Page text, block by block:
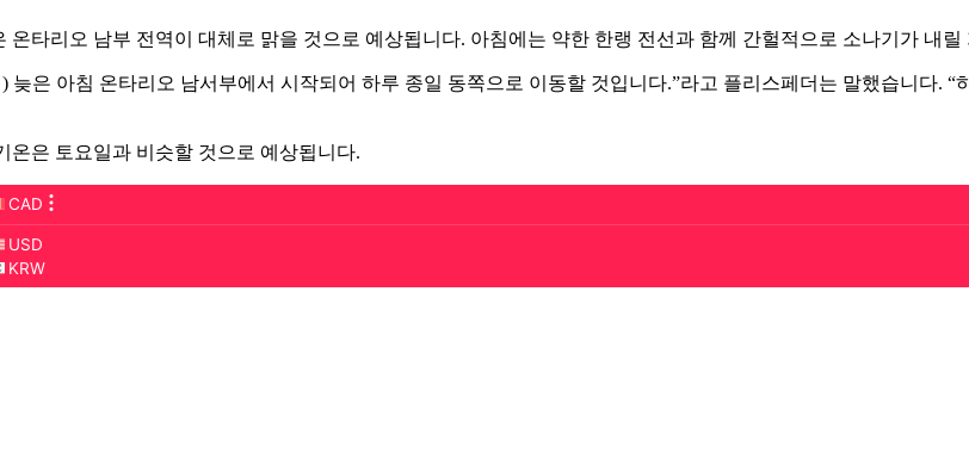
온타리오 남부 전역이 대체로 맑을 것으로 예상됩니다. 아침에는 약한 한랭 전선과 함께 간헐적으로 소나기가 내릴
늦은 아침 온타리오 남서부에서 시작되어 하루 종일 동쪽으로 이동할 것입니다.”라고 플리스페더는 말했습니다.
온은 토요일과 비슷할 것으로 예상됩니다.